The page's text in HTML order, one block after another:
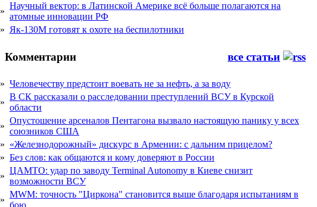
»
Научный вектор: в Латинской Америке всё больше полагаются на
атомные инновации РФ
» Як-130М готовят к охоте на беспилотники
Комментарии все статьи
» Человечеству предстоит воевать не за нефть, а за воду
»
В СК рассказали о расследовании преступлений ВСУ в Курской
области
»
Опустошение арсеналов Пентагона вызвало настоящую панику у всех
союзников США
» «Железнодорожный» дискурс в Армении: с дальним прицелом?
» Без слов: как общаются и кому доверяют в России
»
ЦАМТО: удар по заводу Terminal Autonomy в Киеве снизит
возможности ВСУ
»
MWM: точность "Циркона" становится выше благодаря испытаниям в
бою